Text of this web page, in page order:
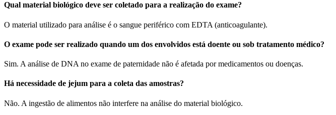
Qual material biológico deve ser coletado para a realização do exame?
O material utilizado para análise é o sangue periférico com EDTA (anticoagulante).
O exame pode ser realizado quando um dos envolvidos está doente ou sob tratamento médico?
Sim. A análise de DNA no exame de paternidade não é afetada por medicamentos ou doenças.
Há necessidade de jejum para a coleta das amostras?
Não. A ingestão de alimentos não interfere na análise do material biológico.